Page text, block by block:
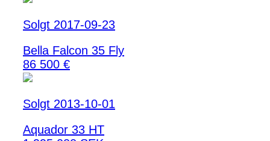
Solgt 2017-09-23
Bella Falcon 35 Fly
86 500 €
Solgt 2013-10-01
Aquador 33 HT